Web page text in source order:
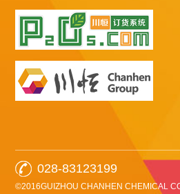
028-83123199
©2016GUIZHOU CHANHEN CHEMICAL